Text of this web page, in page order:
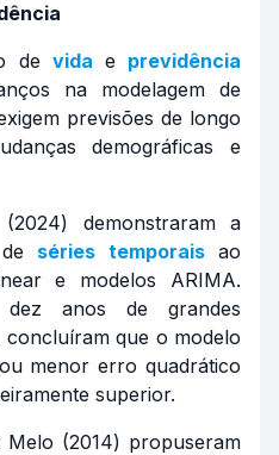
de vida e previdência
na modelagem de
previsões de longo
demográficas e
demonstraram a
de séries temporais ao
e modelos ARIMA.
anos de grandes
que o modelo
menor erro quadrático
superior.
(2014) propuseram